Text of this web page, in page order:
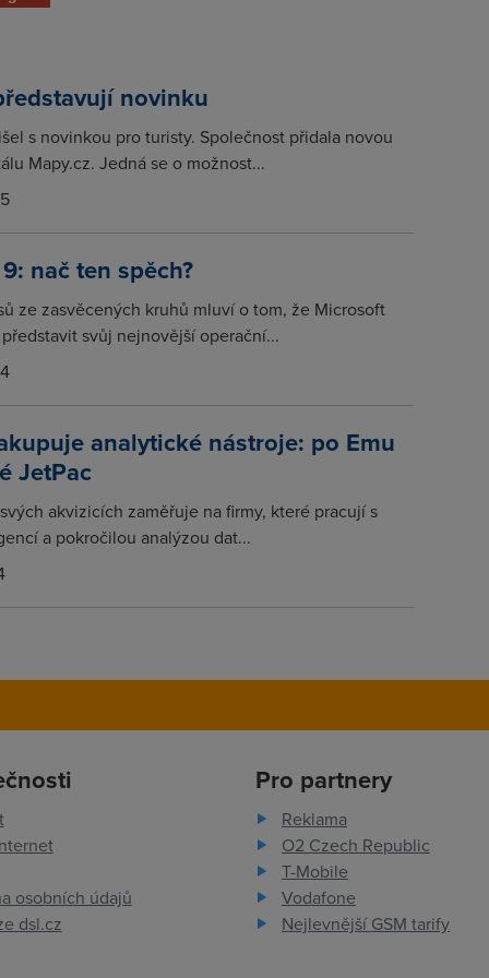
novinku
s novinkou pro turisty. Společnost přidala novou
Mapy.cz. Jedná se o možnost...
nač ten spěch?
ze zasvěcených kruhů mluví o tom, že Microsoft
svůj nejnovější operační...
analytické nástroje: po Emu
JetPac
akvizicích zaměřuje na firmy, které pracují s
a pokročilou analýzou dat...
osobních údajů
dsl.cz
Pro partnery
Reklama
O2 Czech Republic
T-Mobile
Vodafone
Nejlevnější GSM tarify